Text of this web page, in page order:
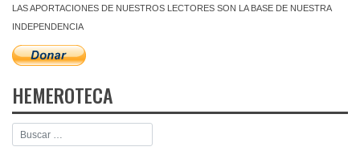
LAS APORTACIONES DE NUESTROS LECTORES SON LA BASE DE NUESTRA
INDEPENDENCIA
HEMEROTECA